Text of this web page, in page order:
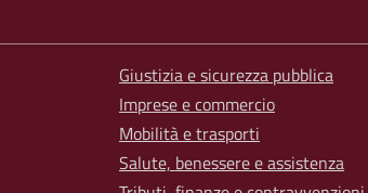
Giustizia e sicurezza pubblica
Imprese e commercio
Mobilità e trasporti
Salute, benessere e assistenza